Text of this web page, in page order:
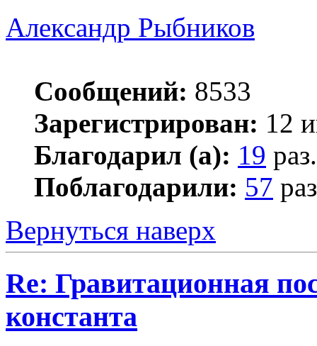
Александр Рыбников
Сообщений: 8533
Зарегистрирован: 12
Благодарил (а): 19 раз.
Поблагодарили: 57
Вернуться наверх
Re: Гравитационная
константа